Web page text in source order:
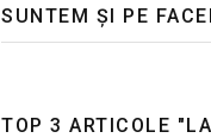
SUNTEM ȘI PE
TOP 3 ARTICOLE